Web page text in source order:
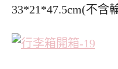
33*21*47.5cm(不含